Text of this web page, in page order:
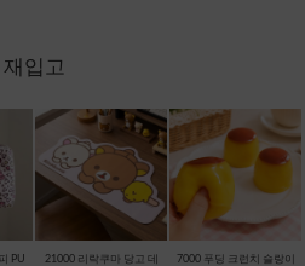
재입고
PU
21000 리락쿠마 당고 데
7000 푸딩 크런치 슬랑이